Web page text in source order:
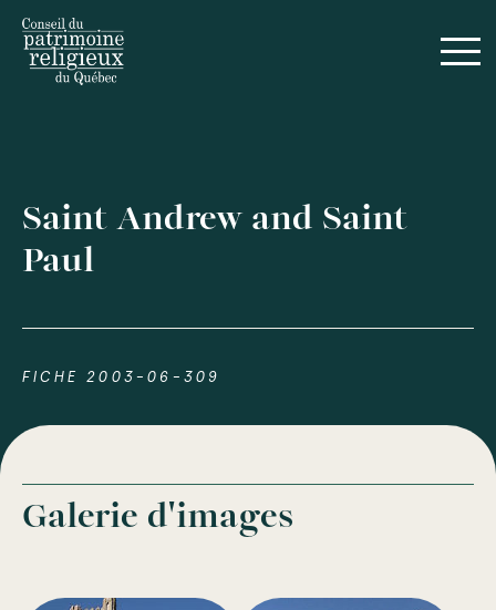
Saint Andrew and Saint
Paul
FICHE 2003-06-309
Galerie d'images